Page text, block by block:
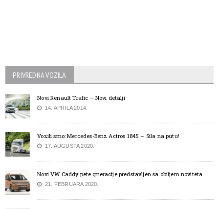
PRIVREDNA VOZILA
Novi Renault Trafic – Novi detalji
14. APRILA 2014.
Vozili smo: Mercedes-Benz Actros 1845 – Sila na putu!
17. AUGUSTA 2020.
Novi VW Caddy pete gneracije predstavljen sa obiljem noviteta
21. FEBRUARA 2020.